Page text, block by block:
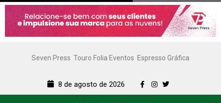
Seven Press Touro Folia Eventos Espresso Gráfica
8 de agosto de 2026